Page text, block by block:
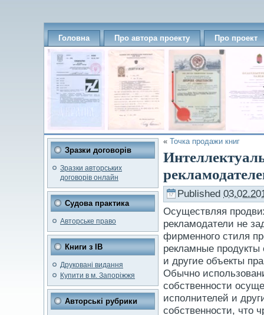
Головна Про автора проекту Про проект
Зразки договорів
Зразки авторських
договорів онлайн
Судова практика
Авторське право
Книги з ІВ
Друковані видання
Купити в м. Запоріжжя
Авторські рубрики
« Точка продажи книг
Published
Осуществляя
рекламодатели не
фирменного стиля
рекламные
и другие объекты
Обычно
собственности
исполнителей и
собственности, что